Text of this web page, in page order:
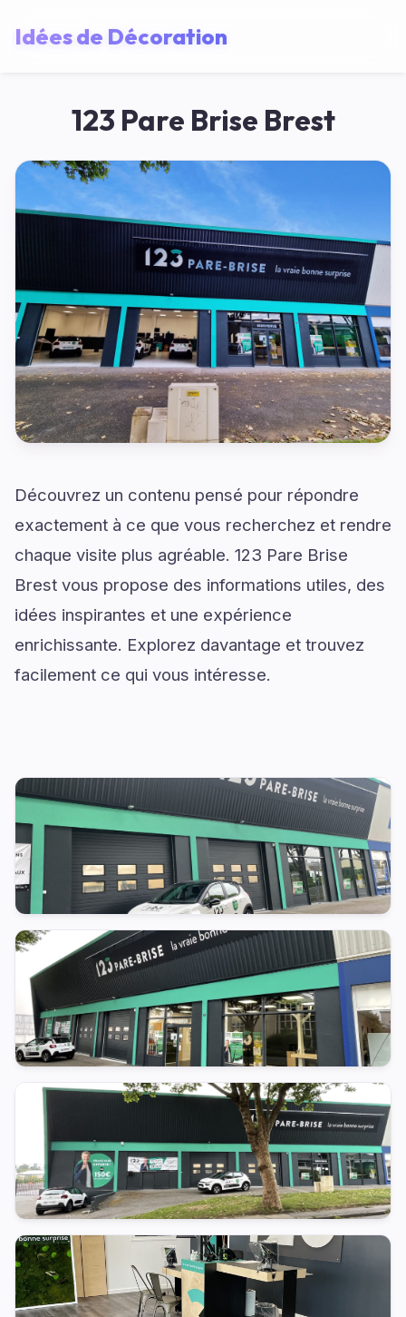
Idées de Décoration
123 Pare Brise Brest
Découvrez un contenu pensé pour répondre
exactement à ce que vous recherchez et rendre
chaque visite plus agréable. 123 Pare Brise
Brest vous propose des informations utiles, des
idées inspirantes et une expérience
enrichissante. Explorez davantage et trouvez
facilement ce qui vous intéresse.